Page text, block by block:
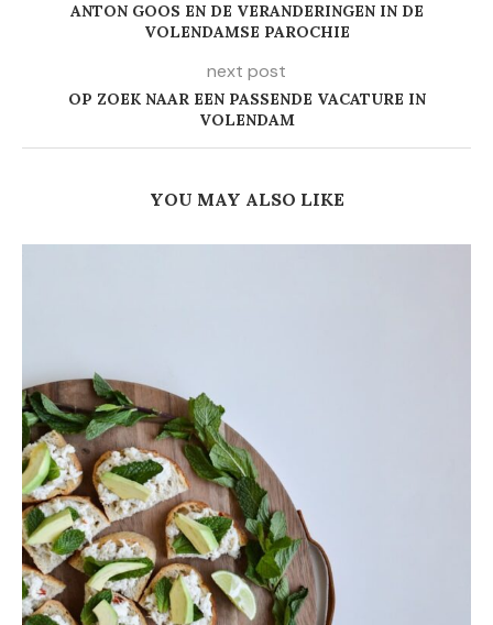
ANTON GOOS EN DE VERANDERINGEN IN DE
VOLENDAMSE PAROCHIE
next post
OP ZOEK NAAR EEN PASSENDE VACATURE IN
VOLENDAM
YOU MAY ALSO LIKE